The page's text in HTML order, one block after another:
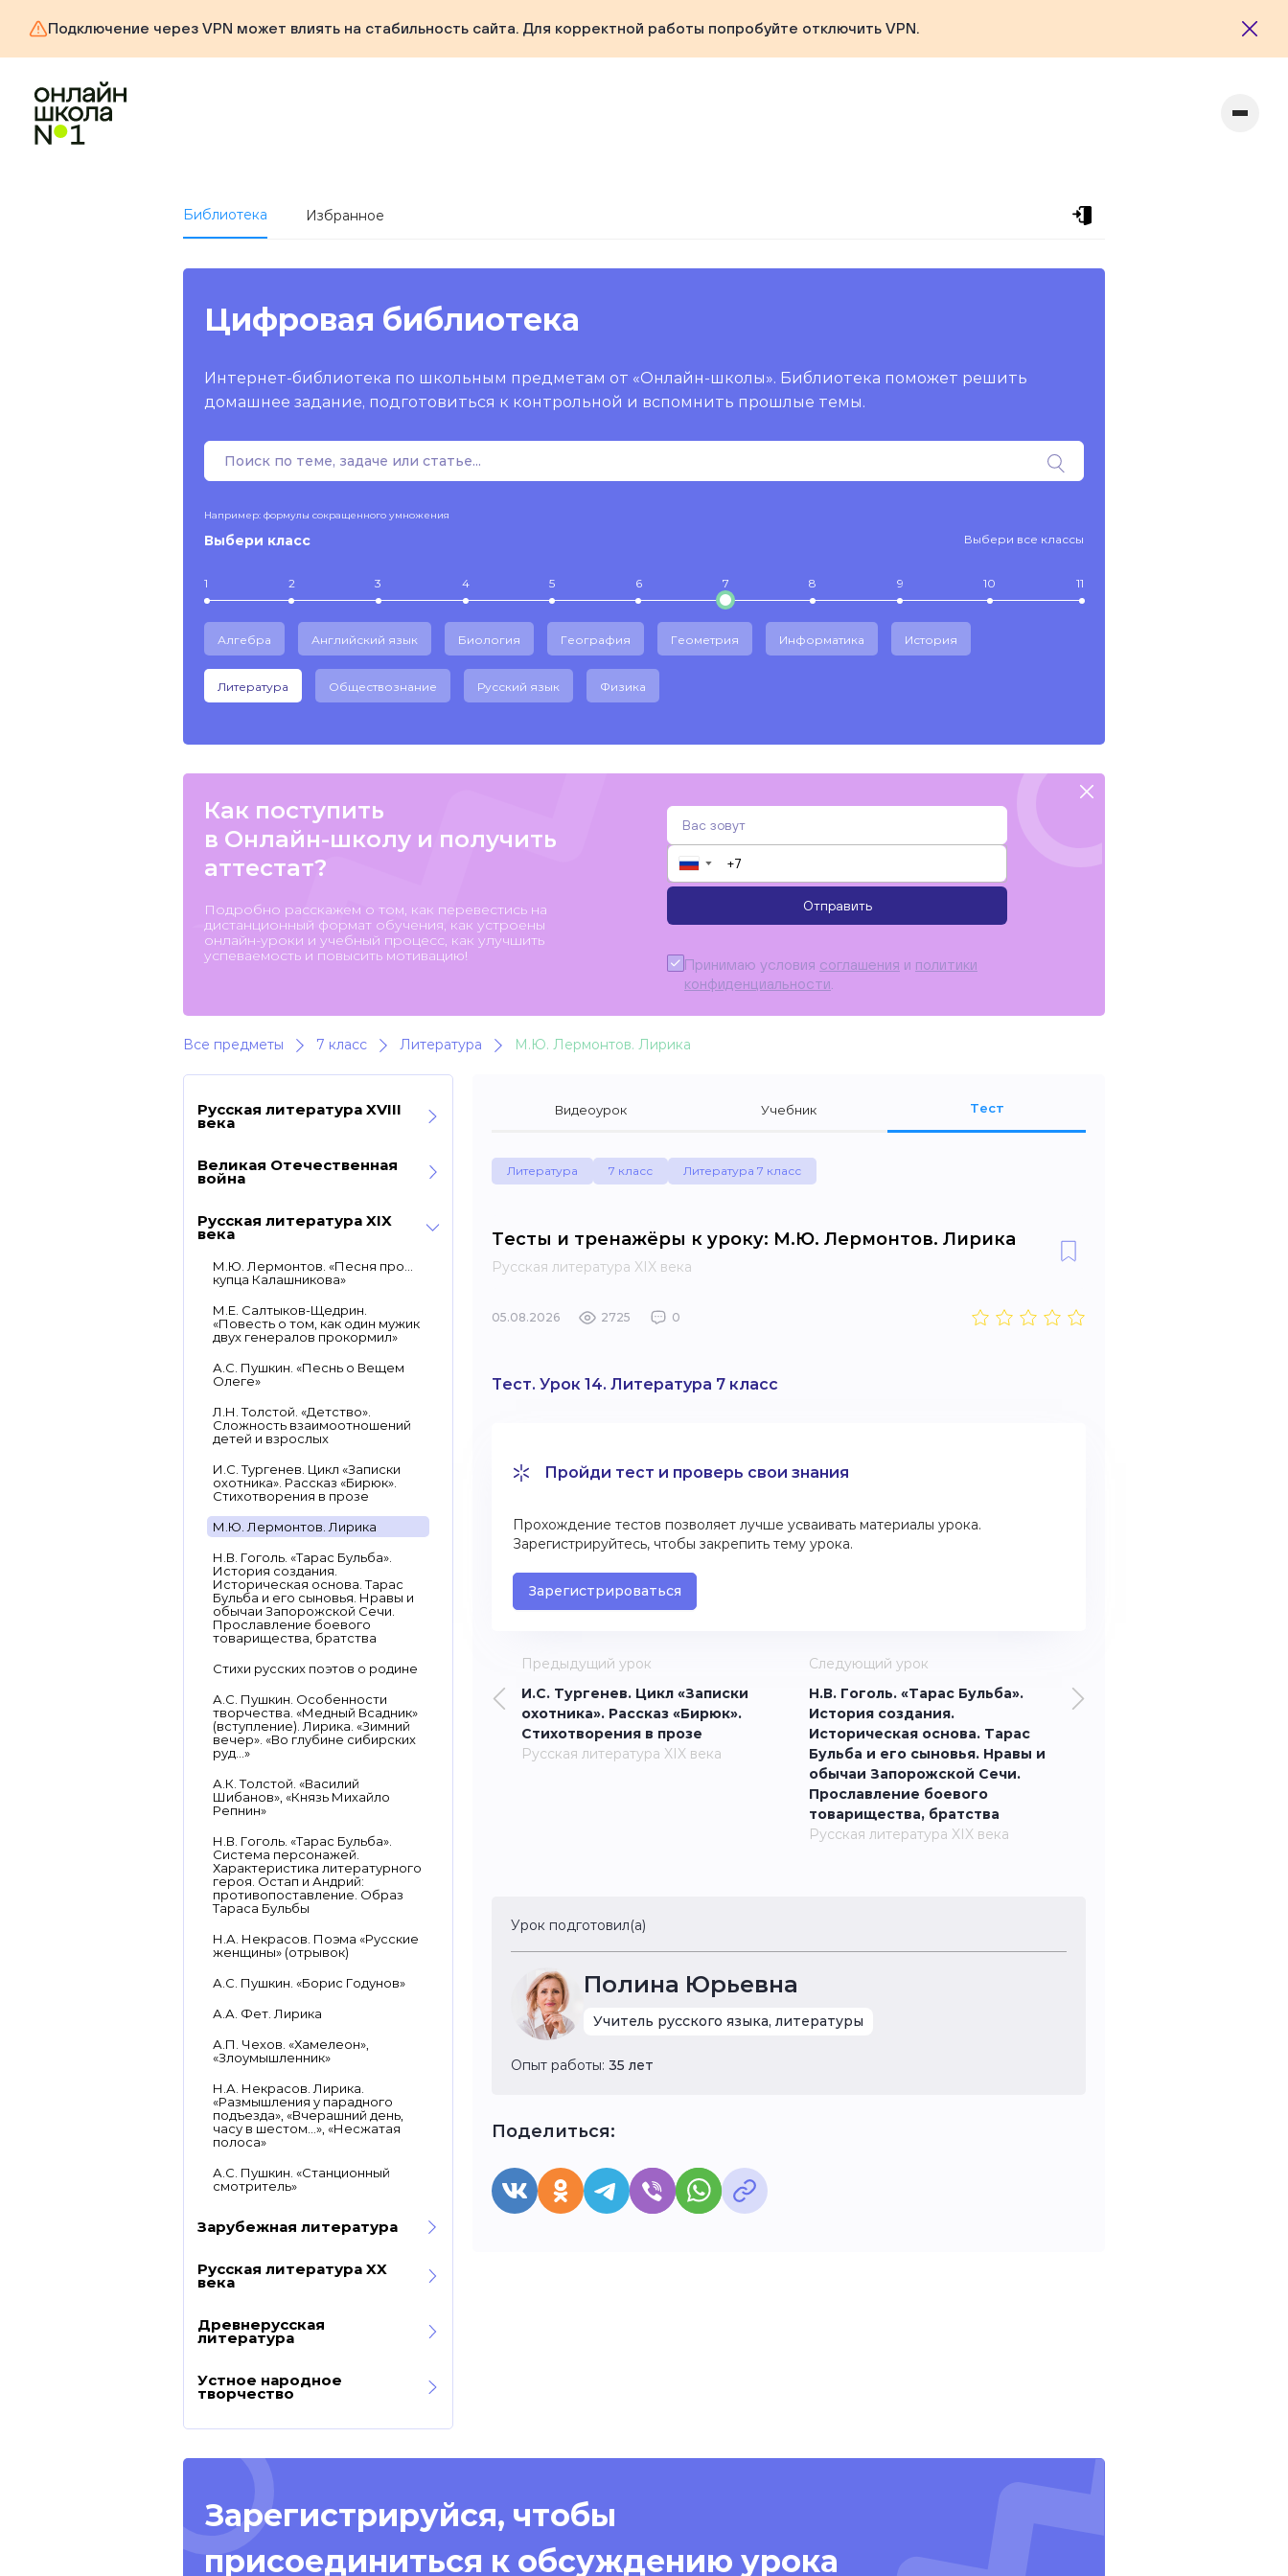
Подключение через VPN может влиять на стабильность сайта. Для корректной работы попробуйте отключить VPN.
Библиотека Избранное
Цифровая библиотека
Интернет-библиотека по школьным предметам от «Онлайн-школы». Библиотека поможет решить
домашнее задание, подготовиться к контрольной и вспомнить прошлые темы.
Например: формулы сокращенного умножения
Выбери класс Выбери все классы
1 2 3 4 5 6 7 8 9 10 11
Алгебра Английский язык Биология География Геометрия Информатика История
Литература Обществознание Русский язык Физика
Как поступить
в Онлайн-школу и получить
аттестат?
Подробно расскажем о том, как перевестись на
дистанционный формат обучения, как устроены
онлайн-уроки и учебный процесс, как улучшить
успеваемость и повысить мотивацию!
▼
Отправить
Принимаю условия соглашения и политики
конфиденциальности
Все предметы 7 класс Литература М.Ю. Лермонтов. Лирика
Русская литература XVIII
века
Великая Отечественная
война
Русская литература XIX
века
М.Ю. Лермонтов. «Песня про…
купца Калашникова»
М.Е. Салтыков-Щедрин.
«Повесть о том, как один мужик
двух генералов прокормил»
А.С. Пушкин. «Песнь о Вещем
Олеге»
Л.Н. Толстой. «Детство».
Сложность взаимоотношений
детей и взрослых
И.С. Тургенев. Цикл «Записки
охотника». Рассказ «Бирюк».
Стихотворения в прозе
М.Ю. Лермонтов. Лирика
Н.В. Гоголь. «Тарас Бульба».
История создания.
Историческая основа. Тарас
Бульба и его сыновья. Нравы и
обычаи Запорожской Сечи.
Прославление боевого
товарищества, братства
Стихи русских поэтов о родине
А.С. Пушкин. Особенности
творчества. «Медный Всадник»
(вступление). Лирика. «Зимний
вечер». «Во глубине сибирских
руд…»
А.К. Толстой. «Василий
Шибанов», «Князь Михайло
Репнин»
Н.В. Гоголь. «Тарас Бульба».
Система персонажей.
Характеристика литературного
героя. Остап и Андрий:
противопоставление. Образ
Тараса Бульбы
Н.А. Некрасов. Поэма «Русские
женщины» (отрывок)
А.С. Пушкин. «Борис Годунов»
А.А. Фет. Лирика
А.П. Чехов. «Хамелеон»,
«Злоумышленник»
Н.А. Некрасов. Лирика.
«Размышления у парадного
подъезда», «Вчерашний день,
часу в шестом…», «Несжатая
полоса»
А.С. Пушкин. «Станционный
смотритель»
Зарубежная литература
Русская литература XX
века
Древнерусская
литература
Устное народное
творчество
Видеоурок Учебник Тест
Литература 7 класс Литература 7 класс
Тесты и тренажёры к уроку: М.Ю. Лермонтов. Лирика
Русская литература XIX века
05.08.2026 2725 0
Тест. Урок 14. Литература 7 класс
Пройди тест и проверь свои знания
Прохождение тестов позволяет лучше усваивать материалы урока.
Зарегистрируйтесь, чтобы закрепить тему урока.
Зарегистрироваться
Предыдущий урок
И.С. Тургенев. Цикл «Записки
охотника». Рассказ «Бирюк».
Стихотворения в прозе
Русская литература XIX века
Следующий урок
Н.В. Гоголь. «Тарас Бульба».
История создания.
Историческая основа. Тарас
Бульба и его сыновья. Нравы и
обычаи Запорожской Сечи.
Прославление боевого
товарищества, братства
Русская литература XIX века
Урок подготовил(а)
Полина Юрьевна
Учитель русского языка, литературы
Опыт работы: 35 лет
Поделиться:
Зарегистрируйся, чтобы
присоединиться к обсуждению урока